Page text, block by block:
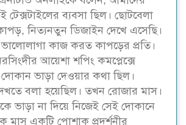
টেক্সটাইলের ব্যবসা ছিল। ছোটবেলা
নিত্যনতুন ডিজাইন দেখে এসেছি।
কাজ করত কাপড়ের প্রতি।
আয়েশা শপিং কমপ্লেক্সে
ভাড়া দেওয়ার কথা ছিল।
বলা হয়েছিল। তখন রোজার মাস।
ভাড়া না দিয়ে নিজেই সেই দোকানে
একটি পোশাক প্রদর্শনীর